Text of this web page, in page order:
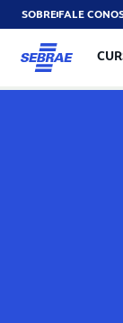
SOBREFALE